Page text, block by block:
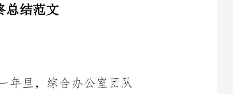
在这个年度总结中，我将回顾我们的工作重点、取得的成就以及